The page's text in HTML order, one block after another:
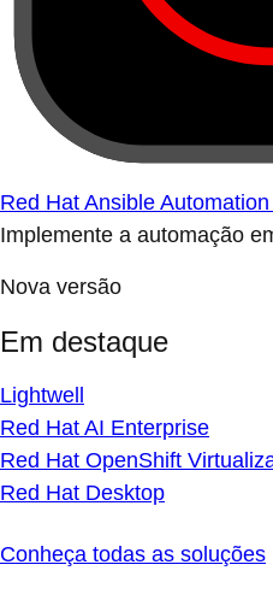
Red Hat Ansible
Implemente a automação
Nova versão
Em destaque
Lightwell
Red Hat AI Enterprise
Red Hat OpenShift
Red Hat Desktop
Conheça todas as soluções